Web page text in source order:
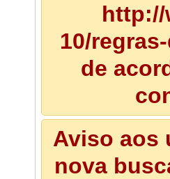
10/
de
Aviso aos
nova